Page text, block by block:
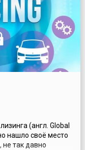
(англ. Global
нашло своё место
не так давно